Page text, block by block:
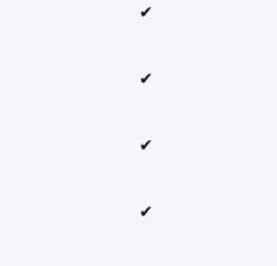
✔︎
✔︎
✔︎
✔︎